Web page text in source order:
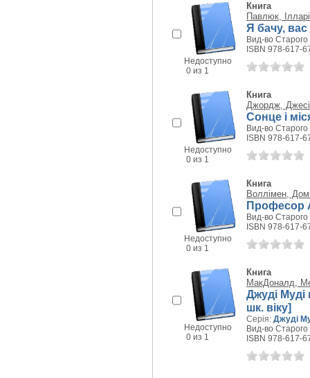
Недоступно
0 из 1
Книга
Павлюк,
Я бачу, вас
Вид-во Старого
ISBN 978-617-
Недоступно
0 из 1
Книга
Джордж,
Сонце і
Вид-во Старого
ISBN 978-617-
Недоступно
0 из 1
Книга
Воллімен,
Професор
Вид-во Старого
ISBN 978-617-
Недоступно
0 из 1
Книга
МакДоналд,
Джуді Муді
шк. віку]
Серія: Джуді
Вид-во Старого
ISBN 978-617-